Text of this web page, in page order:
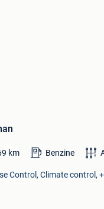
km Benzine
Control, Climate control,